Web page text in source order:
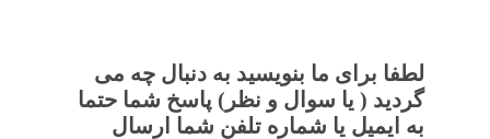
لطفا برای ما بنویسید به دنبال چه می
گردید ( یا سوال و نظر) پاسخ شما حتما
به ایمیل یا شماره تلفن شما ارسال